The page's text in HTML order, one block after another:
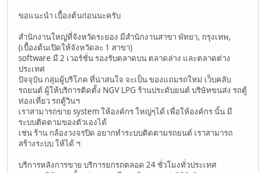
ขอแนะนำ เบื้องต้นก่อนนะครับ
สำนักงานใหญ่ที่จังหวัดระยอง มีสำนักงานสาขา พัทยา, กรุงเทพ,
(เบื้องต้นเปิดให้จังหวัดละ 1 สาขา)
software มี 2 เวอร์ชั่น รองรับตลาดบน ตลาดล่าง และตลาดต่าง
ประเทศ
ปัจจุบัน กลุ่มผู้บริโภค ที่น่าสนใจ จะเป็น ของแถมรถใหม่ เว็บคลับ
รถยนต์ ผู้ให้บริการติดตั้ง NGV LPG ร้านประดับยนต์ บริษัทขนส่ง รถตู้
ท่องเที่ยว รถตู้วินฯ
เราสามารถขาย system ให้องค์กร ใหญ่ๆได้ เพื่อให้องค์กร นั้น มี
ระบบติดตามของตัวเองได้
เช่น ร้าน กล้องวงจรปิด อยากทำระบบติดตามรถยนต์ เราสามารถ
สร้างระบบ ให้ได้ ฯ
บริการหลังการขาย บริการยกรถตลอด 24 ชั่วโมงทั่วประเทศ